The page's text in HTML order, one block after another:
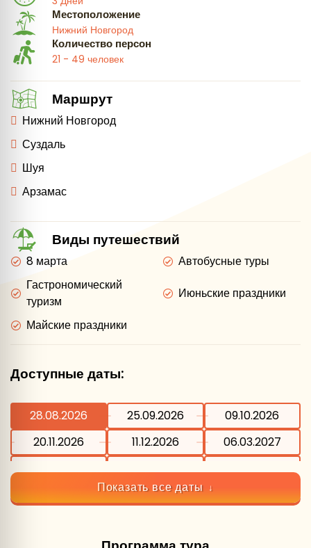
Местоположение
Нижний Новгород
Количество персон
21 - 49 человек
Маршрут
Нижний Новгород
Суздаль
Шуя
Арзамас
Виды путешествий
8 марта
Автобусные туры
Гастрономический
туризм
Июньские праздники
Майские праздники
Доступные даты:
28.08.2026 25.09.2026
09.10.2026
20.11.2026
11.12.2026
06.03.2027
16.04.2027
08.05.2027
12.06.2027
09.07.2027
06.08.2027 03.09.2027
Показать все даты